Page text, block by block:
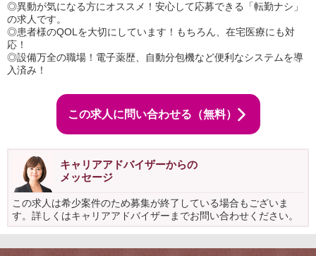
◎異動が気になる方にオススメ！安心して応募できる「転勤ナシ」
の求人です。
◎患者様のQOLを大切にしています！もちろん、在宅医療にも対
応！
◎設備万全の職場！電子薬歴、自動分包機など便利なシステムを導
入済み！
この求人に問い合わせる（無料）
キャリアアドバイザーからの
メッセージ
この求人は希少案件のため募集が終了している場合もございま
す。詳しくはキャリアアドバイザーまでお問い合わせください。